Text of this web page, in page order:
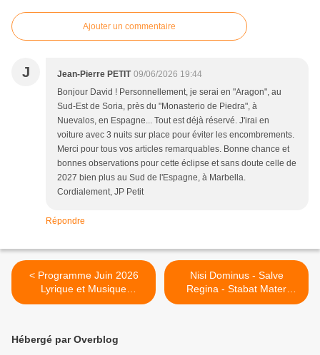
Ajouter un commentaire
J Jean-Pierre PETIT 09/06/2026 19:44
Bonjour David ! Personnellement, je serai en "Aragon", au
Sud-Est de Soria, près du "Monasterio de Piedra", à
Nuevalos, en Espagne... Tout est déjà réservé. J'irai en
voiture avec 3 nuits sur place pour éviter les encombrements.
Merci pour tous vos articles remarquables. Bonne chance et
bonnes observations pour cette éclipse et sans doute celle de
2027 bien plus au Sud de l'Espagne, à Marbella.
Cordialement, JP Petit
Répondre
< Programme Juin 2026
Lyrique et Musique
(Télévision & Streaming)
Nisi Dominus - Salve
Regina - Stabat Mater
(Minkowski) Champs-
Hébergé par Overblog